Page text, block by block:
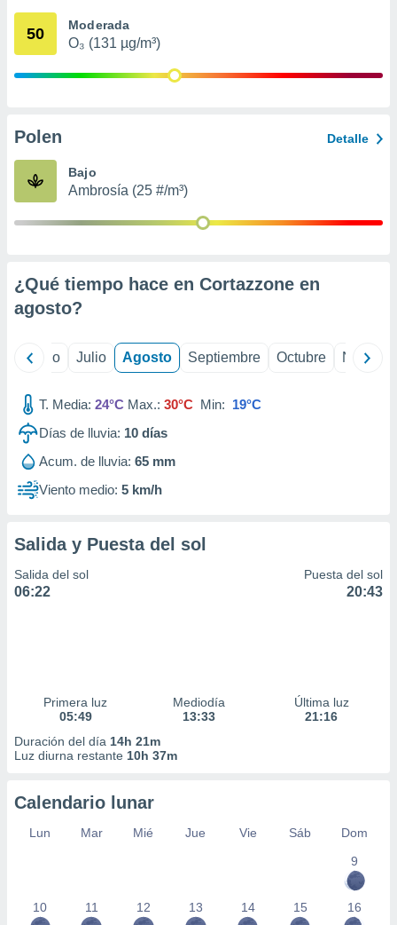
mediante
publicidad
de
50 Moderada
O₃ (131 µg/m³)
Polen Detalle
Bajo
Ambrosía (25 #/m³)
¿Qué tiempo hace en Cortazzone en
agosto?
Junio Julio Agosto Septiembre Octubre
T. Media: 24°C Max.: 30°C Min: 19°C
Días de lluvia: 10 días
Acum. de lluvia: 65 mm
Viento medio: 5 km/h
Salida y Puesta del sol
Salida del sol
06:22
Puesta del sol
20:43
Primera luz
05:49
Mediodía
13:33
Última luz
21:16
Duración del día 14h 21m
Luz diurna restante 10h 37m
Calendario lunar
Lun Mar Mié Jue Vie Sáb
Dom
9
10 11 12 13 14 15 16